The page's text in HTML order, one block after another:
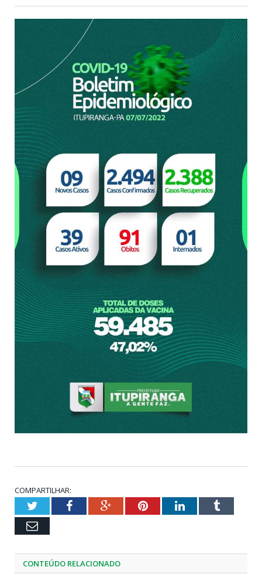
COMPARTILHAR:
TwitterFacebookGoogle+PinterestLinkedInTumblr
Email
CONTEÚDO RELACIONADO